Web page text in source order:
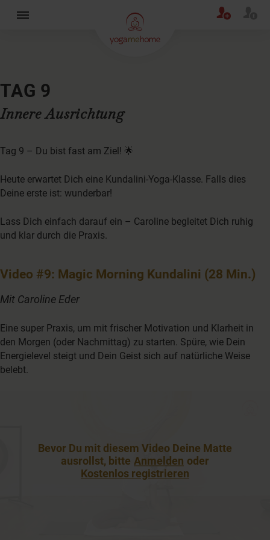
TAG 9
Innere Ausrichtung
Tag 9 – Du bist fast am Ziel! 🌟
Heute erwartet Dich eine Kundalini-Yoga-Klasse. Falls dies
Deine erste ist: wunderbar!
Lass Dich einfach darauf ein – Caroline begleitet Dich ruhig
und klar durch die Praxis.
Video #9: Magic Morning Kundalini (28 Min.)
Mit Caroline Eder
Eine super Praxis, um mit frischer Motivation und Klarheit in
den Morgen (oder Nachmittag) zu starten. Spüre, wie Dein
Energielevel steigt und Dein Geist sich auf natürliche Weise
belebt.
Bevor Du mit diesem Video Deine Matte
ausrollst, bitte Anmelden oder
Kostenlos registrieren